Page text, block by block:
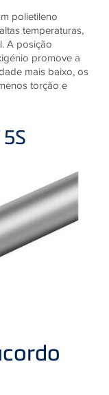
polietileno
temperaturas,
A posição
promove a
mais baixo, os
torção e